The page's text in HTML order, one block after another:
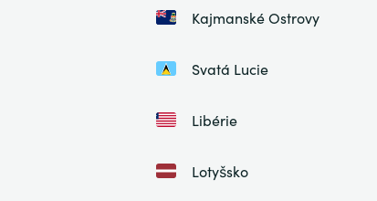
Kajmanské Ostrovy
Svatá Lucie
Libérie
Lotyšsko